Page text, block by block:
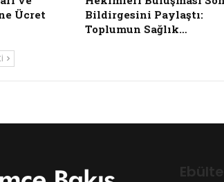
Ücret
Bildirgesini Paylaştı:
Toplumun Sağlık…